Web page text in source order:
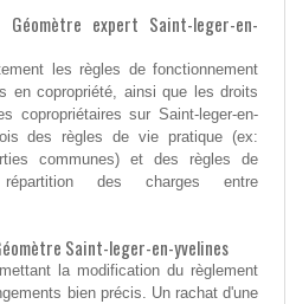
expert Saint-leger-en-
les règles de fonctionnement
en copropriété, ainsi que les droits
copropriétaires sur Saint-leger-en-
des règles de vie pratique (ex:
communes) et des règles de
des charges entre
Saint-leger-en-yvelines
la modification du règlement
bien précis. Un rachat d'une